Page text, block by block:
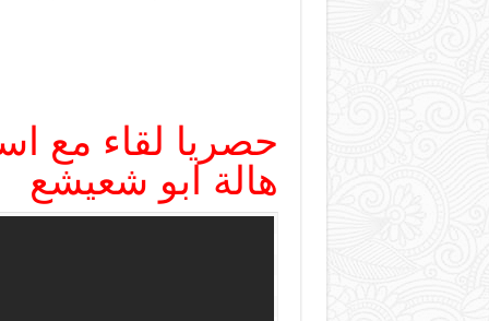
حصريا لقاء مع
هالة ابو شعيشع